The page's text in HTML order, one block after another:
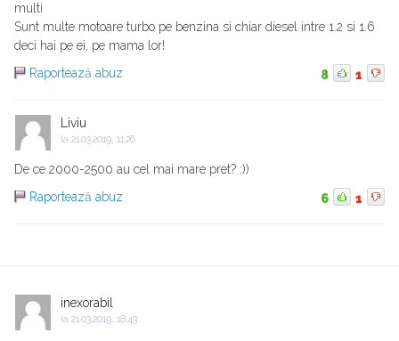
multi
Sunt multe motoare turbo pe benzina si chiar diesel intre 1.2 si 1.6
deci hai pe ei, pe mama lor!
Raportează abuz
8 1
Liviu
la 21.03.2019, 11:26
De ce 2000-2500 au cel mai mare pret? :))
Raportează abuz
6 1
inexorabil
la 21.03.2019, 18:43